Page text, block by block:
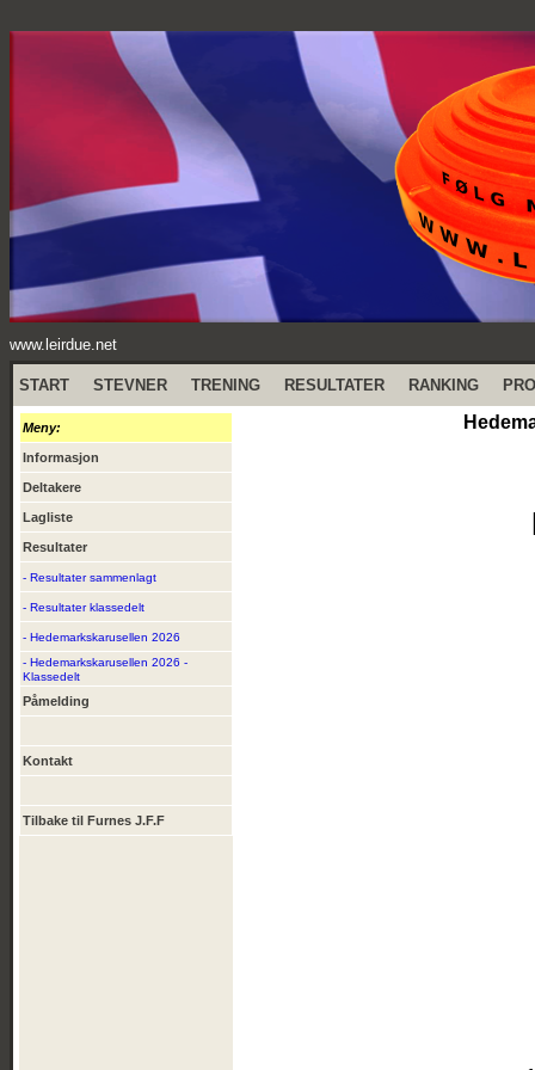
www.leirdue.net
START STEVNER TRENING RESULTATER RANKING
Meny:
Informasjon
Deltakere
Lagliste
Resultater
- Resultater sammenlagt
- Resultater klassedelt
- Hedemarkskarusellen 2026
- Hedemarkskarusellen 2026 -
Klassedelt
Påmelding
Kontakt
Tilbake til Furnes J.F.F